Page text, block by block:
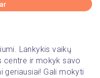
Lankykis vaikų
centre ir mokyk savo
geriausiai! Gali mokyti